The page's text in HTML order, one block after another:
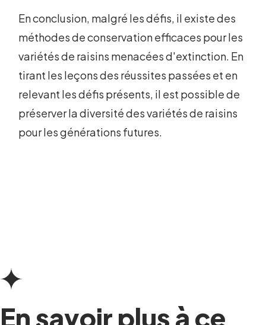
En conclusion, malgré les défis, il existe des
méthodes de conservation efficaces pour les
variétés de raisins menacées d'extinction. En
tirant les leçons des réussites passées et en
relevant les défis présents, il est possible de
préserver la diversité des variétés de raisins
pour les générations futures.
En savoir plus à ce